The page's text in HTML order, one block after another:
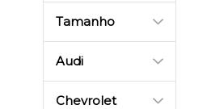
Tamanho
Audi
Chevrolet